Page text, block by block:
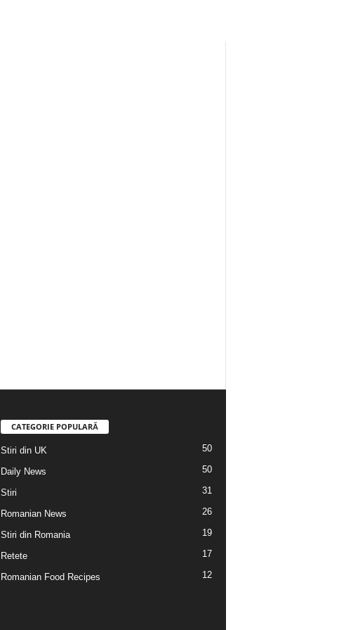
CATEGORIE POPULARĂ
Stiri din UK 50
Daily News 50
Stiri 31
Romanian News 26
Stiri din Romania 19
Retete 17
Romanian Food Recipes 12